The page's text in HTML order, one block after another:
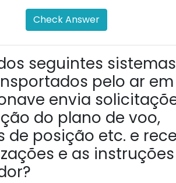
Check Answer
seguintes sistemas
pelo ar em
envia
do plano de voo,
de posição etc. e
e as